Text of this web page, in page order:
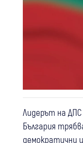
Лидерът на ДПС
България
демократични